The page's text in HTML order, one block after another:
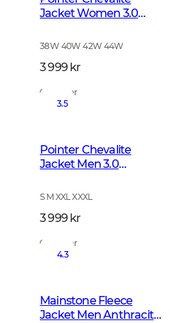
Jacket Women 3.0
38W 40W 42W 44W
3 999 kr
På lager
3.5
Pointer Chevalite
Jacket Men 3.0
S M XXL XXXL
3 999 kr
På lager
4.3
Mainstone Fleece
Jacket Men Anthracite